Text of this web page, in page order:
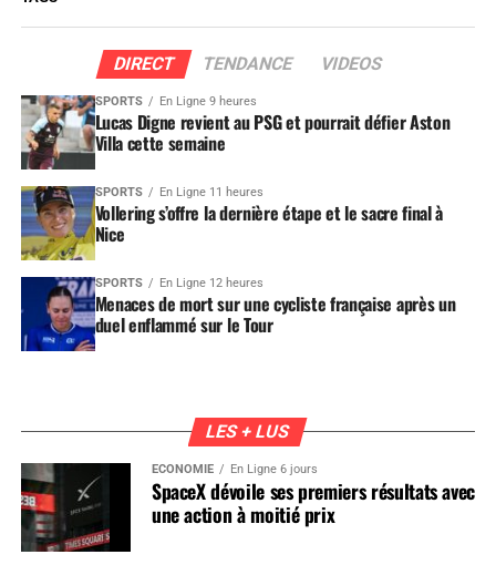
DIRECT TENDANCE VIDEOS
SPORTS En Ligne 9 heures
Lucas Digne revient au PSG et pourrait défier Aston
Villa cette semaine
SPORTS En Ligne 11 heures
Vollering s’offre la dernière étape et le sacre final à
Nice
SPORTS En Ligne 12 heures
Menaces de mort sur une cycliste française après un
duel enflammé sur le Tour
LES + LUS
ÉCONOMIE En Ligne 6 jours
SpaceX dévoile ses premiers résultats avec
une action à moitié prix